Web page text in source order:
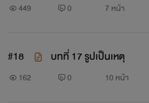
449 0 7 หน้า
#18 บทที่ 17 รูปเป็นเหตุ
162 0 10 หน้า